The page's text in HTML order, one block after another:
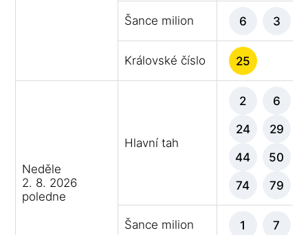
Šance milion 6 3
Královské číslo 25
Neděle
2. 8. 2026
poledne
Hlavní tah
2 6
24 29
44 50
74 79
Šance milion 1 7